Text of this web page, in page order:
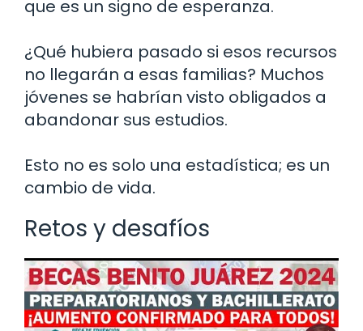
que es un signo de esperanza.
¿Qué hubiera pasado si esos recursos
no llegarán a esas familias? Muchos
jóvenes se habrían visto obligados a
abandonar sus estudios.
Esto no es solo una estadística; es un
cambio de vida.
Retos y desafíos